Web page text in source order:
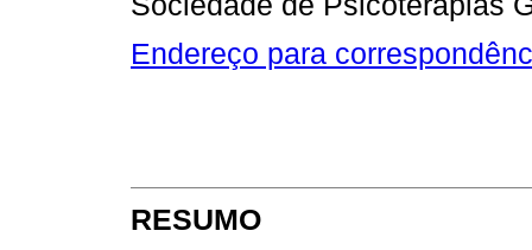
Endereço para
RESUMO